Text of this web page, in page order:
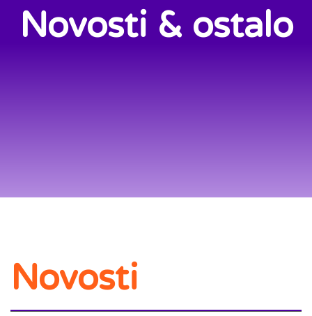
Novosti & ostalo
Novosti